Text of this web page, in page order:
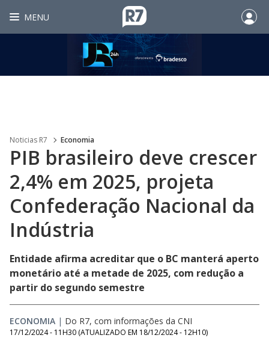
MENU
Noticias R7 Economia
PIB brasileiro deve crescer
2,4% em 2025, projeta
Confederação Nacional da
Indústria
Entidade afirma acreditar que o BC manterá aperto
monetário até a metade de 2025, com redução a
partir do segundo semestre
ECONOMIA | Do R7, com informações da CNI
17/12/2024 - 11H30 (ATUALIZADO EM 18/12/2024 - 12H10)